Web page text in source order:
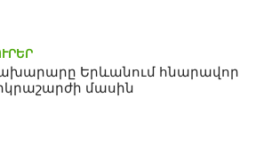
Երևանում հնարավոր
մասին